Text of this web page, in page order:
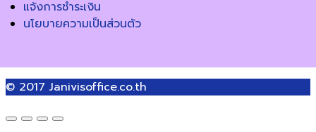
แจ้งการชำระเงิน
นโยบายความเป็นส่วนตัว
© 2017 Janivisoffice.co.th